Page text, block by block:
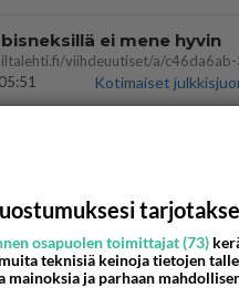
ei mene hyvin
Kotimaiset
voita reilusti, persut
Maailman menoa
osapuolen toimittajat (73)
teknisiä keinoja tietojen
ja parhaan